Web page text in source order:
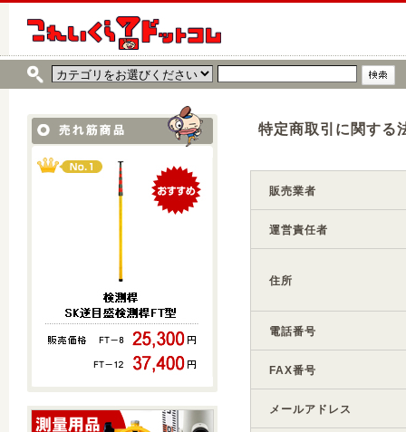
特定商取引に関する
販売業者
運営責任者
住所
電話番号
FAX番号
メールアドレス